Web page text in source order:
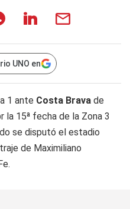
UNO en
1 ante Costa Brava de
la 15ª fecha de la Zona 3
se disputó el estadio
de Maximiliano